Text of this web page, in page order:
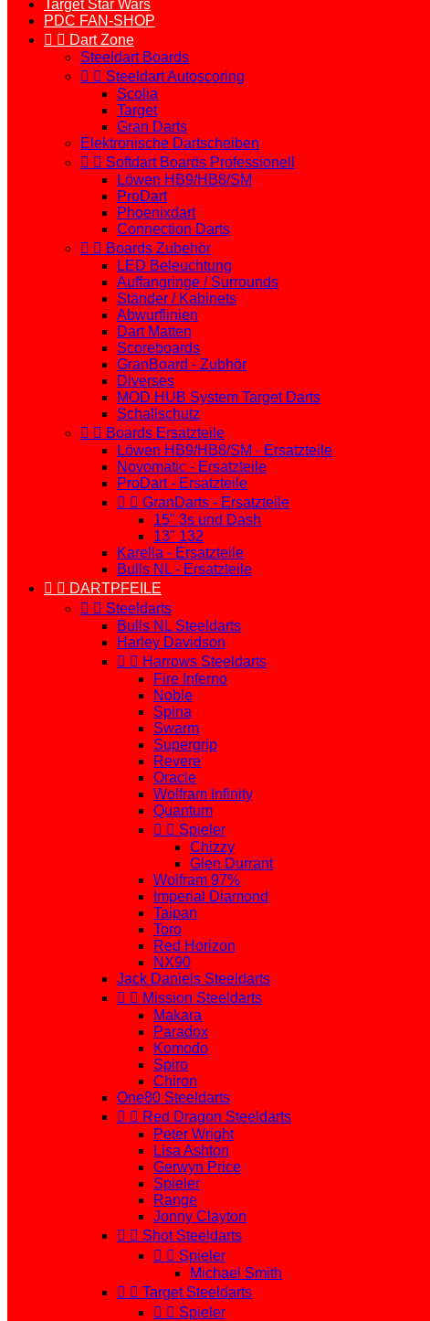
Target Star Wars
PDC FAN-SHOP
  Dart Zone
Steeldart Boards
  Steeldart Autoscoring
Scolia
Target
Gran Darts
Elektronische Dartscheiben
  Softdart Boards Professionell
Löwen HB9/HB8/SM
ProDart
Phoenixdart
Connection Darts
  Boards Zubehör
LED Beleuchtung
Auffangringe / Surrounds
Ständer / Kabinets
Abwurflinien
Dart Matten
Scoreboards
GranBoard - Zubhör
Diverses
MOD HUB System Target Darts
Schallschutz
  Boards Ersatzteile
Löwen HB9/HB8/SM - Ersatzteile
Novomatic - Ersatzteile
ProDart - Ersatzteile
  GranDarts - Ersatzteile
15" 3s und Dash
13" 132
Karella - Ersatzteile
Bulls NL - Ersatzteile
  DARTPFEILE
  Steeldarts
Bulls NL Steeldarts
Harley Davidson
  Harrows Steeldarts
Fire Inferno
Noble
Spina
Swarm
Supergrip
Revere
Oracle
Wolfram Infinity
Quantum
  Spieler
Chizzy
Glen Durrant
Wolfram 97%
Imperial Diamond
Taipan
Toro
Red Horizon
NX90
Jack Daniels Steeldarts
  Mission Steeldarts
Makara
Paradox
Komodo
Spiro
Chiron
One80 Steeldarts
  Red Dragon Steeldarts
Peter Wright
Lisa Ashton
Gerwyn Price
Spieler
Range
Jonny Clayton
  Shot Steeldarts
  Spieler
Michael Smith
  Target Steeldarts
  Spieler